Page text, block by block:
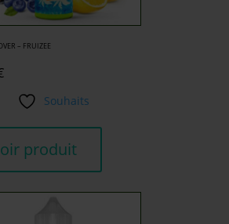
– FRUIZEE
Souhaits
produit